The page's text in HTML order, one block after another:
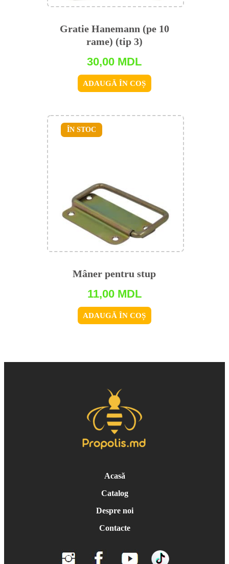
Gratie Hanemann (pe 10
rame) (tip 3)
30,00 MDL
ADAUGĂ ÎN COȘ
Mâner pentru stup
11,00 MDL
ADAUGĂ ÎN COȘ
ÎN STOC
Acasă
Catalog
Despre noi
Contacte